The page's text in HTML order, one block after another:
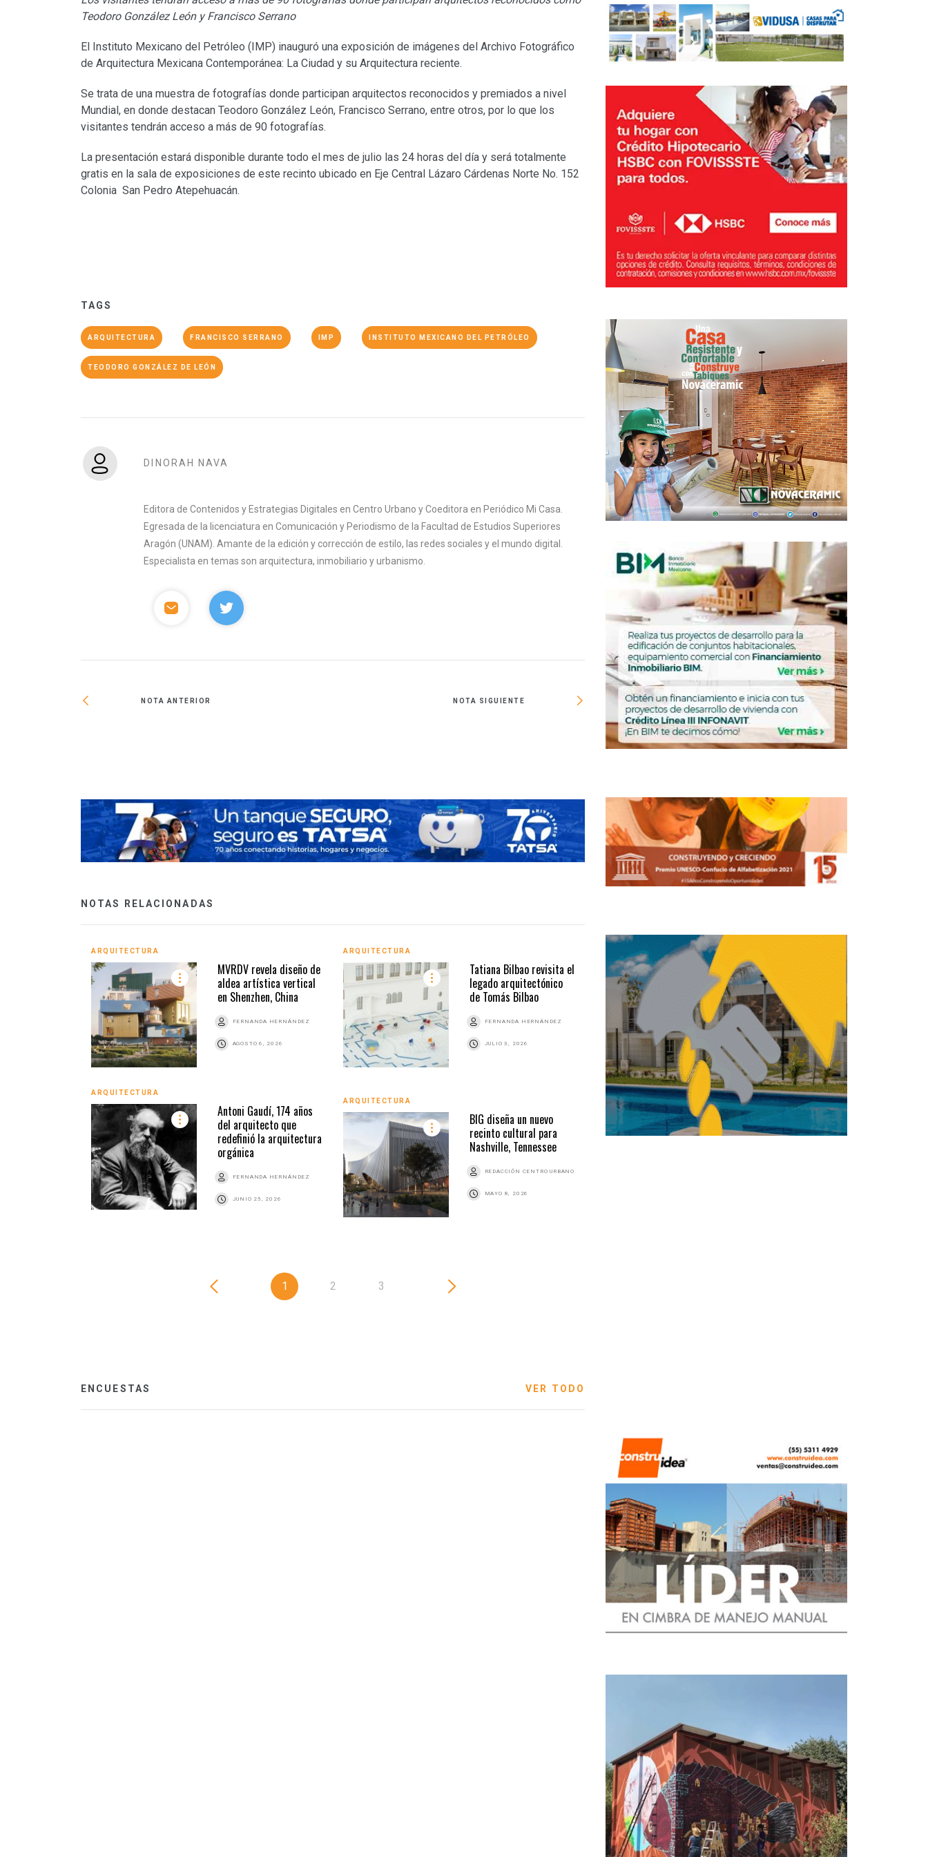
Teodoro González León y Francisco Serrano
El Instituto Mexicano del Petróleo (IMP) inauguró una exposición de imágenes del Archivo Fotográfico
de Arquitectura Mexicana Contemporánea: La Ciudad y su Arquitectura reciente.
Se trata de una muestra de fotografías donde participan arquitectos reconocidos y premiados a nivel
Mundial, en donde destacan Teodoro González León, Francisco Serrano, entre otros, por lo que los
visitantes tendrán acceso a más de 90 fotografías.
La presentación estará disponible durante todo el mes de julio las 24 horas del día y será totalmente
gratis en la sala de exposiciones de este recinto ubicado en Eje Central Lázaro Cárdenas Norte No. 152
Colonia San Pedro Atepehuacán.
TAGS
ARQUITECTURA FRANCISCO SERRANO IMP INSTITUTO MEXICANO DEL PETRÓLEO
TEODORO GONZÁLEZ DE LEÓN
DINORAH NAVA
Editora de Contenidos y Estrategias Digitales en Centro Urbano y Coeditora en Periódico Mi Casa.
Egresada de la licenciatura en Comunicación y Periodismo de la Facultad de Estudios Superiores
Aragón (UNAM). Amante de la edición y corrección de estilo, las redes sociales y el mundo digital.
Especialista en temas son arquitectura, inmobiliario y urbanismo.
NOTA ANTERIOR NOTA SIGUIENTE
¿Litros de a litro?
NOTAS RELACIONADAS
ARQUITECTURA
MVRDV revela diseño de
aldea artística vertical
en Shenzhen, China
FERNANDA HERNÁNDEZ
AGOSTO 6, 2026
ARQUITECTURA
Tatiana Bilbao revisita el
legado arquitectónico
de Tomás Bilbao
FERNANDA HERNÁNDEZ
JULIO 3, 2026
ARQUITECTURA
Antoni Gaudí, 174 años
del arquitecto que
redefinió la arquitectura
orgánica
FERNANDA HERNÁNDEZ
JUNIO 25, 2026
ARQUITECTURA
BIG diseña un nuevo
recinto cultural para
Nashville, Tennessee
REDACCIÓN CENTRO URBANO
MAYO 8, 2026
ARQUITECTURA
OMA diseña pabellón
para cultivar hongos en
Casa Wabi, Oaxaca
REDACCIÓN CENTRO URBANO
MARZO 23, 2026
ARQUITECTURA
8M: 10 arquitectas que
debes conocer
1 2 3
ENCUESTAS VER TODO